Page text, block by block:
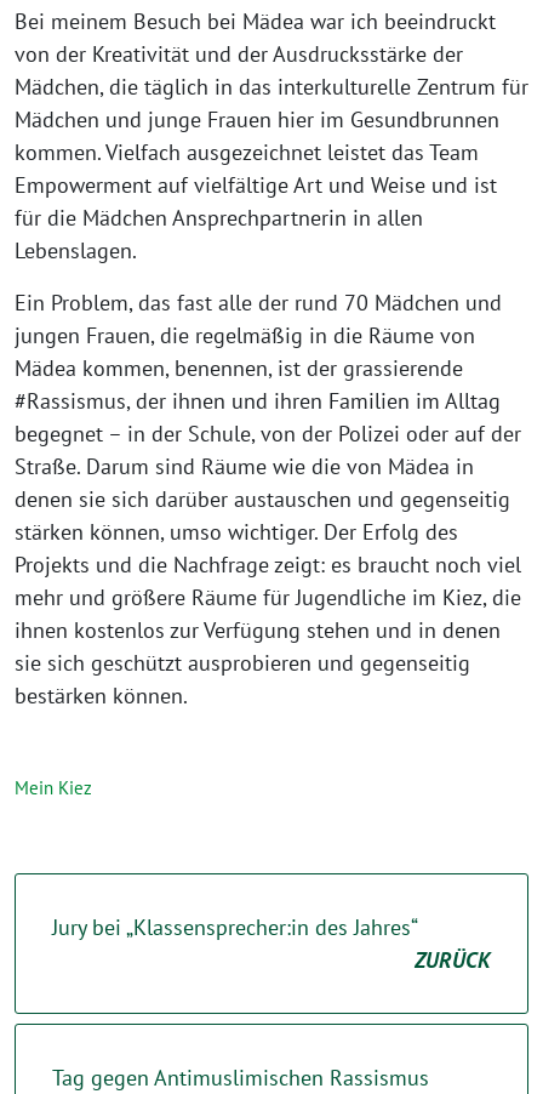
Bei meinem Besuch bei Mädea war ich beeindruckt
von der Kreativität und der Ausdrucksstärke der
Mädchen, die täglich in das interkulturelle Zentrum für
Mädchen und junge Frauen hier im Gesundbrunnen
kommen. Vielfach ausgezeichnet leistet das Team
Empowerment auf vielfältige Art und Weise und ist
für die Mädchen Ansprechpartnerin in allen
Lebenslagen.
Ein Problem, das fast alle der rund 70 Mädchen und
jungen Frauen, die regelmäßig in die Räume von
Mädea kommen, benennen, ist der grassierende
#Rassismus, der ihnen und ihren Familien im Alltag
begegnet – in der Schule, von der Polizei oder auf der
Straße. Darum sind Räume wie die von Mädea in
denen sie sich darüber austauschen und gegenseitig
stärken können, umso wichtiger. Der Erfolg des
Projekts und die Nachfrage zeigt: es braucht noch viel
mehr und größere Räume für Jugendliche im Kiez, die
ihnen kostenlos zur Verfügung stehen und in denen
sie sich geschützt ausprobieren und gegenseitig
bestärken können.⁩
Mein Kiez
Jury bei „Klassensprecher:in des Jahres“
ZURÜCK
Tag gegen Antimuslimischen Rassismus